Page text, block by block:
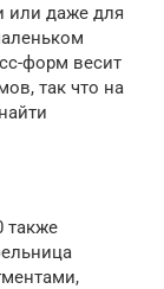
или даже для
форм весит
так что на
также